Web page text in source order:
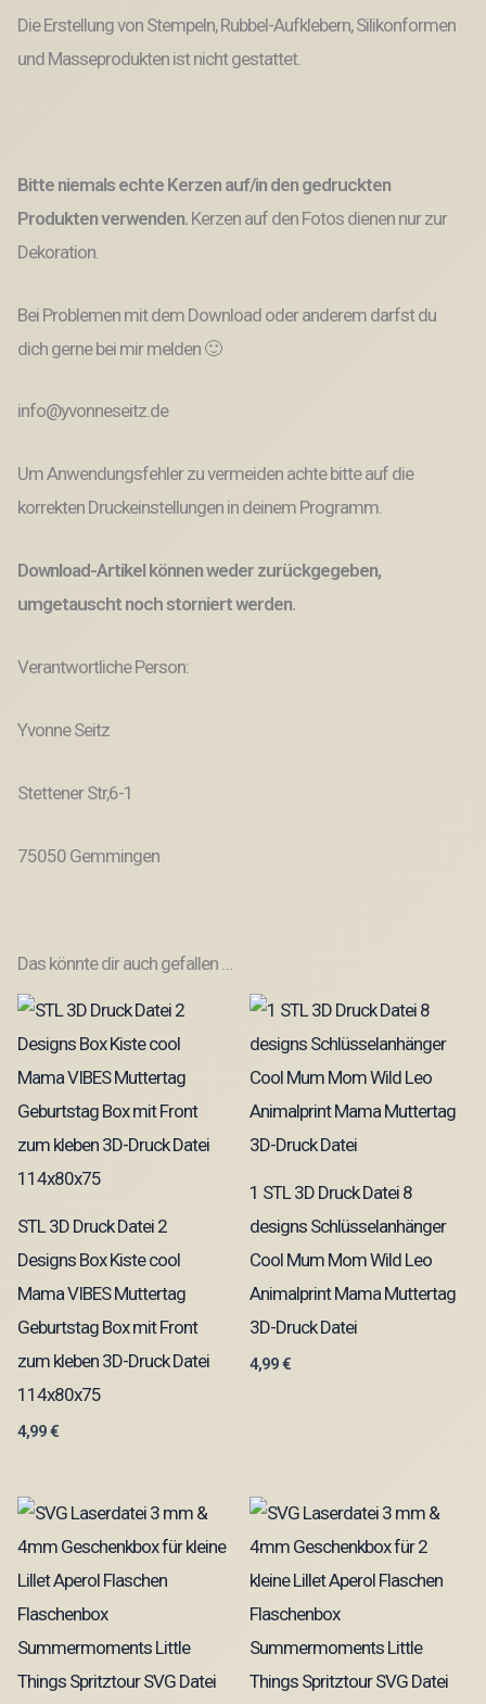
Die Erstellung von Stempeln, Rubbel-Aufklebern, Silikonformen
und Masseprodukten ist nicht gestattet.
Bitte niemals echte Kerzen auf/in den gedruckten
Produkten verwenden. Kerzen auf den Fotos dienen nur zur
Dekoration.
Bei Problemen mit dem Download oder anderem darfst du
dich gerne bei mir melden 🙂
info@yvonneseitz.de
Um Anwendungsfehler zu vermeiden achte bitte auf die
korrekten Druckeinstellungen in deinem Programm.
Download-Artikel können weder zurückgegeben,
umgetauscht noch storniert werden.
Verantwortliche Person:
Yvonne Seitz
Stettener Str,6-1
75050 Gemmingen
Das könnte dir auch gefallen …
STL 3D Druck Datei 2
Designs Box Kiste cool
Mama VIBES Muttertag
Geburtstag Box mit Front
zum kleben 3D-Druck Datei
114x80x75
4,99€
1 STL 3D Druck Datei 8
designs Schlüsselanhänger
Cool Mum Mom Wild Leo
Animalprint Mama Muttertag
3D-Druck Datei
4,99€